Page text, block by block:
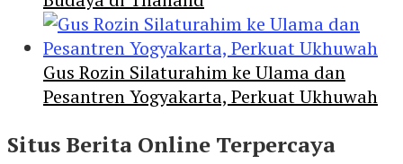
Gus Rozin Silaturahim ke Ulama dan
Pesantren Yogyakarta, Perkuat Ukhuwah
Situs Berita Online Terpercaya